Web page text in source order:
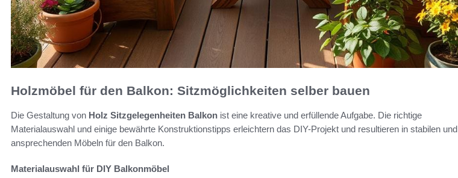
Holzmöbel für den Balkon: Sitzmöglichkeiten selber bauen
Die Gestaltung von Holz Sitzgelegenheiten Balkon ist eine kreative und erfüllende Aufgabe. Die richtige
Materialauswahl und einige bewährte Konstruktionstipps erleichtern das DIY-Projekt und resultieren in stabilen und
ansprechenden Möbeln für den Balkon.
Materialauswahl für DIY Balkonmöbel